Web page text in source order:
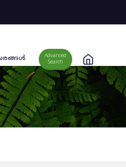
Advanced
Search